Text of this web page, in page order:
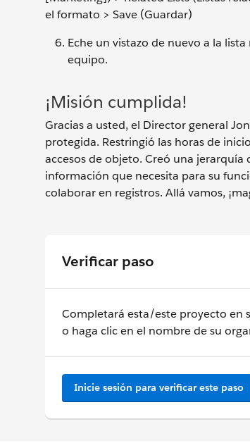
el formato > Save (Guardar)
Eche un vistazo de nuevo a la
equipo.
¡Misión cumplida!
Gracias a usted, el Director general
protegida. Restringió las horas de
accesos de objeto. Creó una
información que necesita para su
colaborar en registros. Allá vamos,
Verificar paso
Completará esta/este proyecto en
o haga clic en el nombre de su
Inicie sesión para verificar este paso